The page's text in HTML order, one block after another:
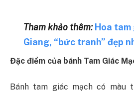
Tham khảo thêm: Hoa tam
Giang, “bức tranh” đẹp
Đặc điểm của bánh Tam Giác
Bánh tam giác mạch có màu